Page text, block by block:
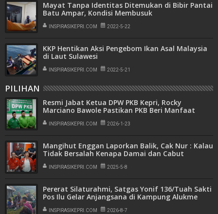
Mayat Tanpa Identitas Ditemukan di Bibir Pantai
Batu Ampar, Kondisi Membusuk
INSPIRASIKEPRI.COM 2022-5-22
KKP Hentikan Aksi Pengebom Ikan Asal Malaysia
di Laut Sulawesi
INSPIRASIKEPRI.COM 2022-5-21
PILIHAN
Resmi Jabat Ketua DPW PKB Kepri, Rocky
Marciano Bawole Pastikan PKB Beri Manfaat
Nyata Bagi Masyarakat
INSPIRASIKEPRI.COM 2026-1-23
Mangihut Enggan Laporkan Balik, Cak Nur : Kalau
Tidak Bersalah Kenapa Damai dan Cabut
Laporan
INSPIRASIKEPRI.COM 2025-5-8
Pererat Silaturahmi, Satgas Yonif 136/Tuah Sakti
Pos Ilu Gelar Anjangsana di Kampung Alukme
INSPIRASIKEPRI.COM 2026-8-7